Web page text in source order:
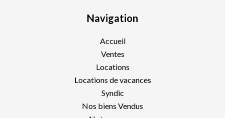
Navigation
Accueil
Ventes
Locations
Locations de vacances
Syndic
Nos biens Vendus